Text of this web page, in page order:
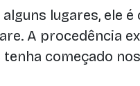
lugares, ele é
A procedência
começado